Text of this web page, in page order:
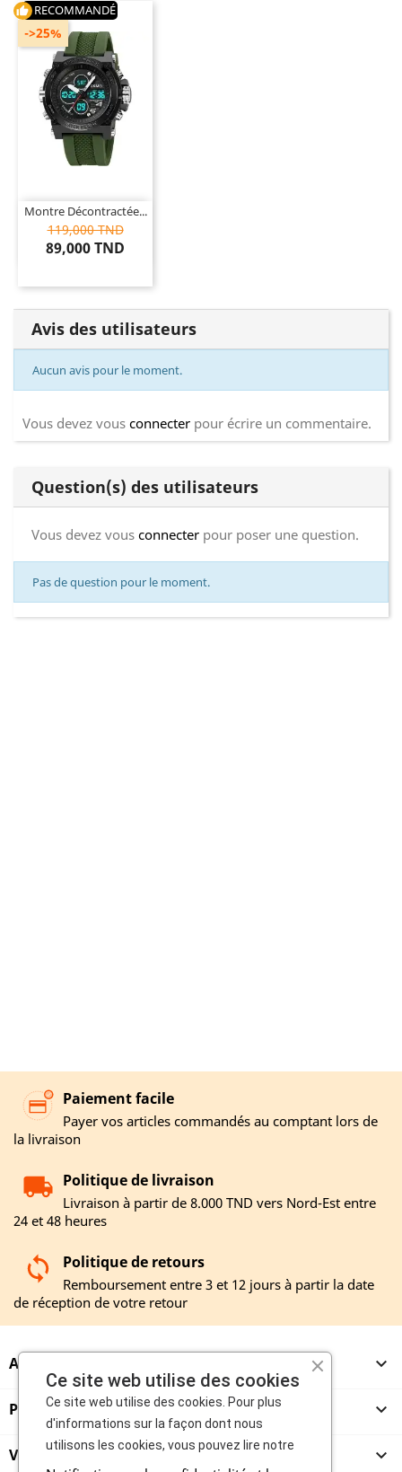
thumb_up RECOMMANDÉ
Montre Décontractée...
119,000 TND
89,000 TND
->25%
Avis des utilisateurs
Aucun avis pour le moment.
Vous devez vous connecter pour écrire un commentaire.
Question(s) des utilisateurs
Vous devez vous connecter pour poser une question.
Pas de question pour le moment.
Paiement facile
Payer vos articles commandés au comptant lors de
la livraison
Politique de livraison
Livraison à partir de 8.000 TND vers Nord-Est entre
24 et 48 heures
Politique de retours
Remboursement entre 3 et 12 jours à partir la date
de réception de votre retour
A PROPOS 
PRODUITS 
VENDEURS 
Ce site web utilise des cookies
Ce site web utilise des cookies. Pour plus
d'informations sur la façon dont nous
utilisons les cookies, vous pouvez lire notre